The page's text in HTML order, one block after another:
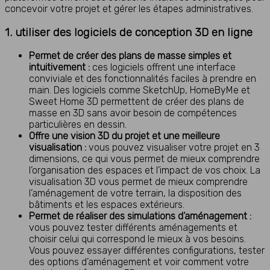
concevoir votre projet et gérer les étapes administratives.
1. utiliser des logiciels de conception 3D en ligne
Permet de créer des plans de masse simples et
intuitivement : ces logiciels offrent une interface
conviviale et des fonctionnalités faciles à prendre en
main. Des logiciels comme SketchUp, HomeByMe et
Sweet Home 3D permettent de créer des plans de
masse en 3D sans avoir besoin de compétences
particulières en dessin.
Offre une vision 3D du projet et une meilleure
visualisation : vous pouvez visualiser votre projet en 3
dimensions, ce qui vous permet de mieux comprendre
l’organisation des espaces et l’impact de vos choix. La
visualisation 3D vous permet de mieux comprendre
l’aménagement de votre terrain, la disposition des
bâtiments et les espaces extérieurs.
Permet de réaliser des simulations d’aménagement :
vous pouvez tester différents aménagements et
choisir celui qui correspond le mieux à vos besoins.
Vous pouvez essayer différentes configurations, tester
des options d’aménagement et voir comment votre